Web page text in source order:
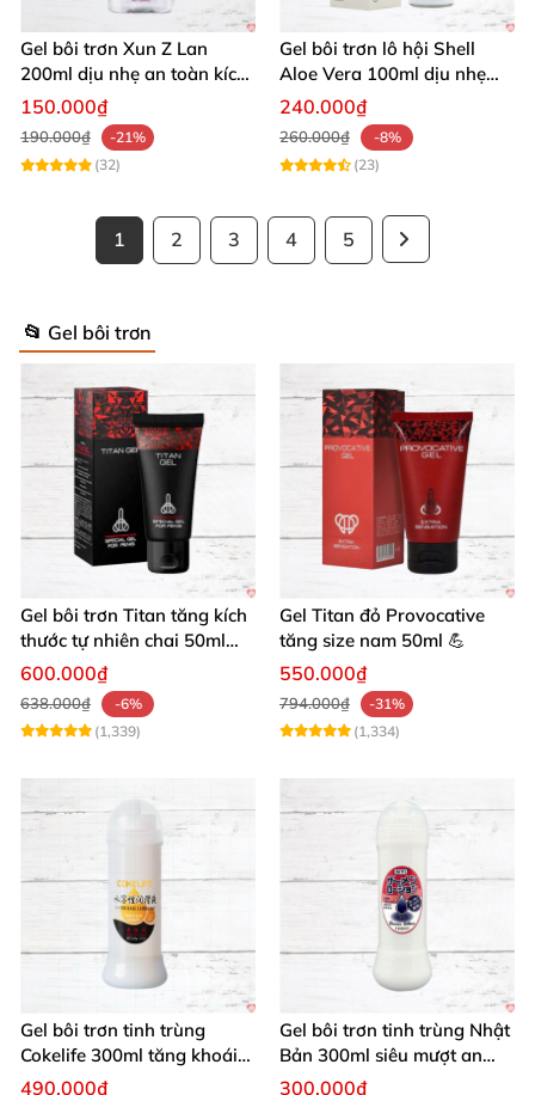
Gel bôi trơn Xun Z Lan
200ml dịu nhẹ an toàn kích
thích sảng khoái
150.000₫
190.000₫
-21%
(32)
Gel bôi trơn lô hội Shell
Aloe Vera 100ml dịu nhẹ
tăng khoái cảm
240.000₫
260.000₫
-8%
(23)
1 2 3 4 5
📂 Gel bôi trơn
Gel bôi trơn Titan tăng kích
thước tự nhiên chai 50ml
siêu mạnh
600.000₫
638.000₫
-6%
(1,339)
Gel Titan đỏ Provocative
tăng size nam 50ml 💪
550.000₫
794.000₫
-31%
(1,334)
Gel bôi trơn tinh trùng
Cokelife 300ml tăng khoái
cảm, an toàn
490.000₫
Gel bôi trơn tinh trùng Nhật
Bản 300ml siêu mượt an
toàn cho yêu
300.000₫